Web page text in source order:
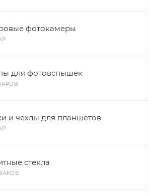
фотокамеры
для фотовспышек
и чехлы для планшетов
стекла